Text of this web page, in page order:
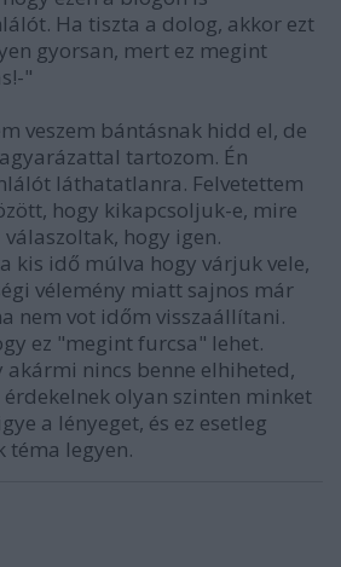
Ha tiszta a dolog, akkor ezt
gyorsan, mert ez megint
"
veszem bántásnak hidd el, de
tartozom. Én
láthatatlanra. Felvetettem
hogy kikapcsoljuk-e, mire
hogy igen.
kis idő múlva hogy várjuk vele,
vélemény miatt sajnos már
nem vot időm visszaállítani.
ez "megint furcsa" lehet.
akármi nincs benne elhiheted,
olyan szinten minket
a lényeget, és ez esetleg
téma legyen.